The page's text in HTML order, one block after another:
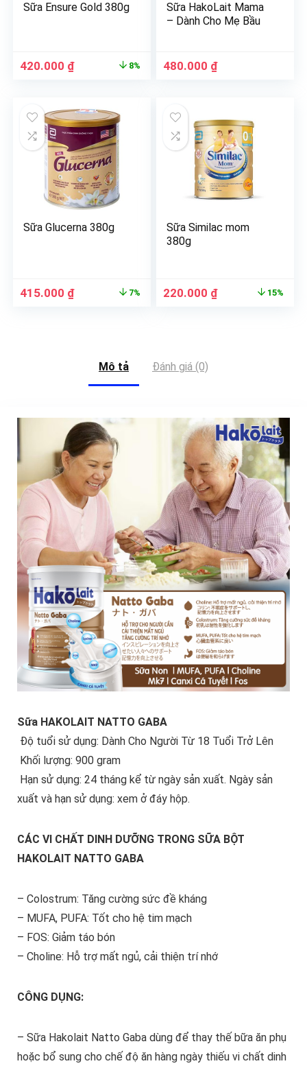
Sữa Ensure Gold 380g
420.000 ₫ 8%
Sữa HakoLait Mama
– Dành Cho Mẹ Bầu
480.000 ₫
Sữa Glucerna 380g
415.000 ₫ 7%
Sữa Similac mom
380g
220.000 ₫ 15%
Mô tả Đánh giá (0)
Sữa HAKOLAIT NATTO GABA
Độ tuổi sử dụng: Dành Cho Người Từ 18 Tuổi Trở Lên
Khối lượng: 900 gram
Hạn sử dụng: 24 tháng kể từ ngày sản xuất. Ngày sản
xuất và hạn sử dụng: xem ở đáy hộp.
CÁC VI CHẤT DINH DƯỠNG TRONG SỮA BỘT
HAKOLAIT NATTO GABA
– Colostrum: Tăng cường sức đề kháng
– MUFA, PUFA: Tốt cho hệ tim mạch
– FOS: Giảm táo bón
– Choline: Hỗ trợ mất ngủ, cải thiện trí nhớ
CÔNG DỤNG:
– Sữa Hakolait Natto Gaba dùng để thay thế bữa ăn phụ
hoặc bổ sung cho chế độ ăn hàng ngày thiếu vi chất dinh